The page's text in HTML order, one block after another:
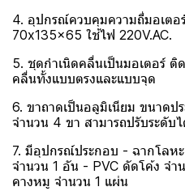
4. อุปกรณ์ควบคุมความถี่มอเตอ
70x135x65 ใช้ไฟ 220V.AC.
5. ชุดกำเนิดคลื่นเป็นมอเตอร์ ติ
คลื่นทั้งแบบตรงและแบบจุด
6. ขาถาดเป็นอลูมิเนียม ขนาด
จำนวน 4 ขา สามารถปรับระดับ
7. มีอุปกรณ์ประกอบ - ฉากโลห
จำนวน 1 อัน - PVC ดัดโค้ง จำ
คางหมู จำนวน 1 แผ่น